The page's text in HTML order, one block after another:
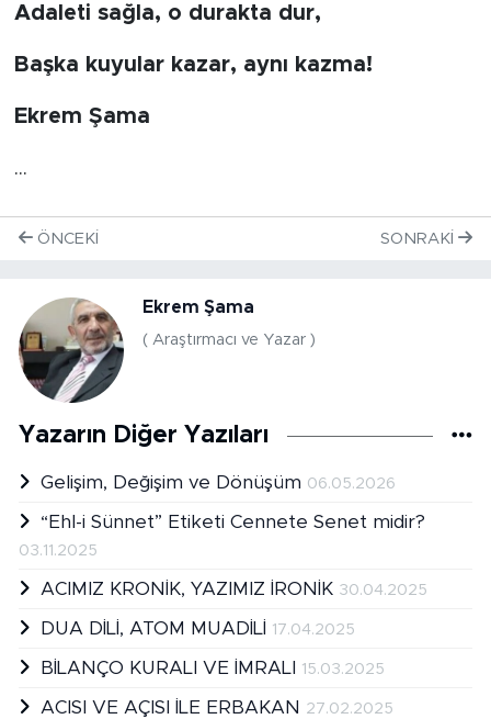
Adaleti sağla, o durakta dur,
Başka kuyular kazar, aynı kazma!
Ekrem Şama
...
ÖNCEKI SONRAKI
Ekrem Şama
( Araştırmacı ve Yazar )
Yazarın Diğer Yazıları
Gelişim, Değişim ve Dönüşüm 06.05.2026
“Ehl-i Sünnet” Etiketi Cennete Senet midir?
03.11.2025
ACIMIZ KRONİK, YAZIMIZ İRONİK 30.04.2025
DUA DİLİ, ATOM MUADİLİ 17.04.2025
BİLANÇO KURALI VE İMRALI 15.03.2025
ACISI VE AÇISI İLE ERBAKAN 27.02.2025